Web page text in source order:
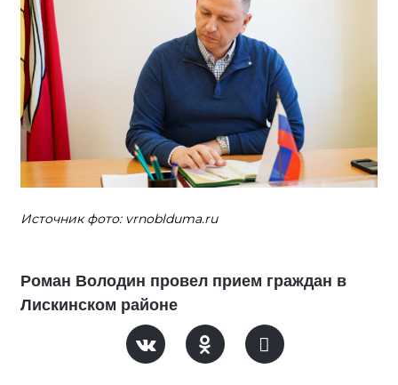
Источник фото: vrnoblduma.ru
Роман Володин провел прием граждан в
Лискинском районе